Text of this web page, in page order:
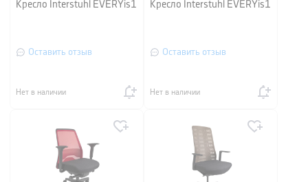
Кресло Interstuhl EVERYis1
Оставить отзыв
Нет в наличии
Кресло Interstuhl EVERYis1
Оставить отзыв
Нет в наличии